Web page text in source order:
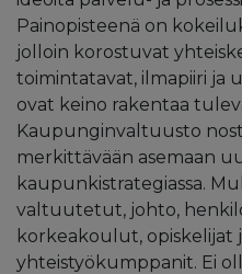
Painopisteenä on
jolloin korostuvat
toimintatavat, ilmapiiri ja
ovat keino rakentaa
Kaupunginvaltuusto
merkittävään asemaan
kaupunkistrategiassa.
valtuutetut, johto,
korkeakoulut, opiskelijat
yhteistyökumppanit. Ei